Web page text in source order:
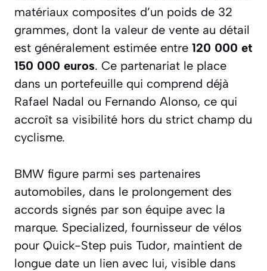
matériaux composites d’un poids de 32
grammes, dont la valeur de vente au détail
est généralement estimée entre 120 000 et
150 000 euros. Ce partenariat le place
dans un portefeuille qui comprend déjà
Rafael Nadal ou Fernando Alonso, ce qui
accroît sa visibilité hors du strict champ du
cyclisme.
BMW figure parmi ses partenaires
automobiles, dans le prolongement des
accords signés par son équipe avec la
marque. Specialized, fournisseur de vélos
pour Quick-Step puis Tudor, maintient de
longue date un lien avec lui, visible dans